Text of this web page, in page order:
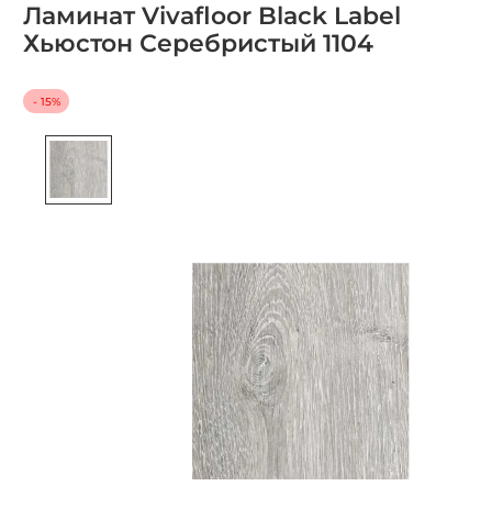
Ламинат Vivafloor Black Label
Хьюстон Серебристый 1104
- 15%